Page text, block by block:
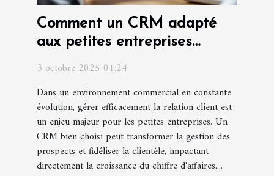
Comment un CRM adapté
aux petites entreprises
booste-t-il les ventes ?
3 octobre 2025 01:24
Dans un environnement commercial en constante
évolution, gérer efficacement la relation client est
un enjeu majeur pour les petites entreprises. Un
CRM bien choisi peut transformer la gestion des
prospects et fidéliser la clientèle, impactant
directement la croissance du chiffre d'affaires....